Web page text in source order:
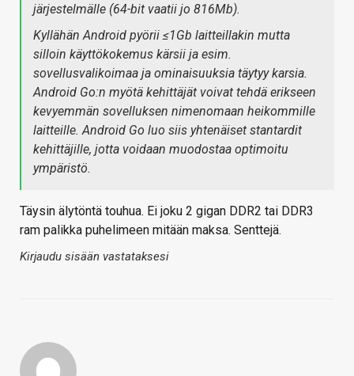
järjestelmälle (64-bit vaatii jo 816Mb).
Kyllähän Android pyörii ≤1Gb laitteillakin mutta
silloin käyttökokemus kärsii ja esim.
sovellusvalikoimaa ja ominaisuuksia täytyy karsia.
Android Go:n myötä kehittäjät voivat tehdä erikseen
kevyemmän sovelluksen nimenomaan heikommille
laitteille. Android Go luo siis yhtenäiset stantardit
kehittäjille, jotta voidaan muodostaa optimoitu
ympäristö.
Täysin älytöntä touhua. Ei joku 2 gigan DDR2 tai DDR3
ram palikka puhelimeen mitään maksa. Senttejä.
Kirjaudu sisään vastataksesi